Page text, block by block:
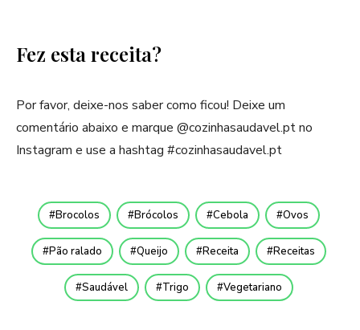
Fez esta receita?
Por favor, deixe-nos saber como ficou! Deixe um
comentário abaixo e marque @cozinhasaudavel.pt no
Instagram e use a hashtag #cozinhasaudavel.pt
Brocolos Brócolos Cebola Ovos
Pão ralado Queijo Receita Receitas
Saudável Trigo Vegetariano